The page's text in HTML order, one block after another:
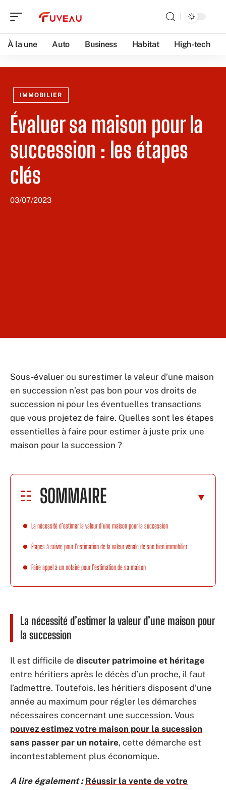
À la une Auto Business Habitat High-tech
IMMOBILIER
Évaluer sa maison pour la
succession : les étapes
clés
03/07/2023
Sous-évaluer ou surestimer la valeur d’une maison
en succession n’est pas bon pour vos droits de
succession ni pour les éventuelles transactions
que vous projetez de faire. Quelles sont les étapes
essentielles à faire pour estimer à juste prix une
maison pour la succession ?
SOMMAIRE
La nécessité d’estimer la valeur d’une maison pour la succession
Étapes à suivre pour l’estimation de la valeur vénale de son bien immobilier
Faire appel à un notaire pour l’estimation de sa maison
La nécessité d’estimer la valeur d’une maison pour
la succession
Il est difficile de discuter patrimoine et héritage
entre héritiers après le décès d’un proche, il faut
l’admettre. Toutefois, les héritiers disposent d’une
année au maximum pour régler les démarches
nécessaires concernant une succession. Vous
pouvez estimez votre maison pour la sucession
sans passer par un notaire, cette démarche est
incontestablement plus économique.
A lire également : Réussir la vente de votre